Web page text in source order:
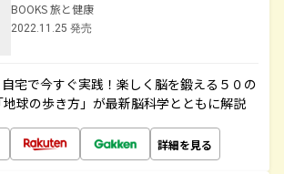
BOOKS 旅と健康
2022.11.25 発売
宅で今すぐ実践！楽しく脳を鍛える５０の
地球の歩き方」が最新脳科学とともに解説
詳細を見る